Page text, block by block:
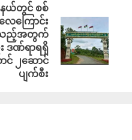
ယ်တွင် စစ်
ကြောင်း
ည့်အတွက်
ဒဏ်ရာရရှိ
ာင် ၂ဆောင်
ပျက်စီး